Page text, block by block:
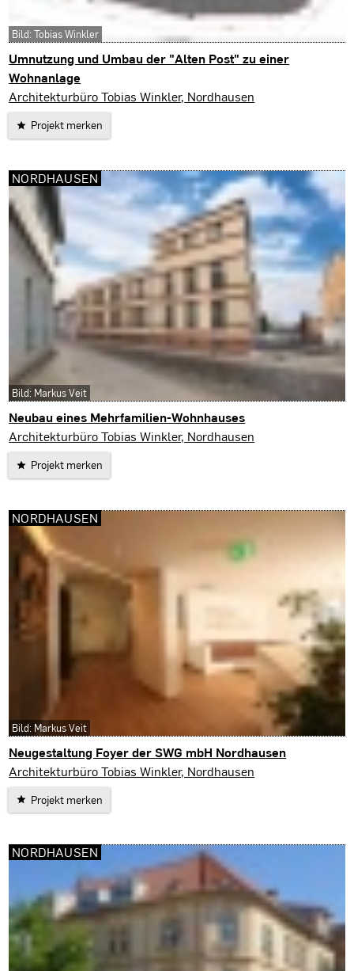
Umnutzung und Umbau der "Alten Post" zu einer
Wohnanlage
Nordhausen
Architekturbüro Tobias Winkler, Nordhausen
Projekt merken
Bild: Tobias Winkler
Neubau eines Mehrfamilien-Wohnhauses
Nordhausen
Architekturbüro Tobias Winkler, Nordhausen
Projekt merken
NORDHAUSEN
Bild: Markus Veit
Neugestaltung Foyer der SWG mbH Nordhausen
Nordhausen
Architekturbüro Tobias Winkler, Nordhausen
Projekt merken
NORDHAUSEN
Bild: Markus Veit
NORDHAUSEN